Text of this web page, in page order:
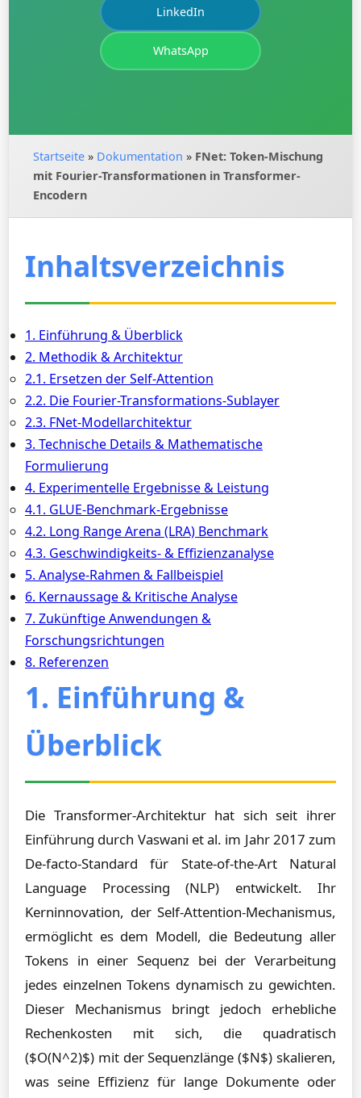
LinkedIn
WhatsApp
Startseite » Dokumentation » FNet: Token-Mischung
mit Fourier-Transformationen in Transformer-
Encodern
Inhaltsverzeichnis
1. Einführung & Überblick
2. Methodik & Architektur
2.1. Ersetzen der Self-Attention
2.2. Die Fourier-Transformations-Sublayer
2.3. FNet-Modellarchitektur
3. Technische Details & Mathematische
Formulierung
4. Experimentelle Ergebnisse & Leistung
4.1. GLUE-Benchmark-Ergebnisse
4.2. Long Range Arena (LRA) Benchmark
4.3. Geschwindigkeits- & Effizienzanalyse
5. Analyse-Rahmen & Fallbeispiel
6. Kernaussage & Kritische Analyse
7. Zukünftige Anwendungen &
Forschungsrichtungen
8. Referenzen
1. Einführung &
Überblick
Die Transformer-Architektur hat sich seit ihrer
Einführung durch Vaswani et al. im Jahr 2017 zum
De-facto-Standard für State-of-the-Art Natural
Language Processing (NLP) entwickelt. Ihr
Kerninnovation, der Self-Attention-Mechanismus,
ermöglicht es dem Modell, die Bedeutung aller
Tokens in einer Sequenz bei der Verarbeitung
jedes einzelnen Tokens dynamisch zu gewichten.
Dieser Mechanismus bringt jedoch erhebliche
Rechenkosten mit sich, die quadratisch
($O(N^2)$) mit der Sequenzlänge ($N$) skalieren,
was seine Effizienz für lange Dokumente oder